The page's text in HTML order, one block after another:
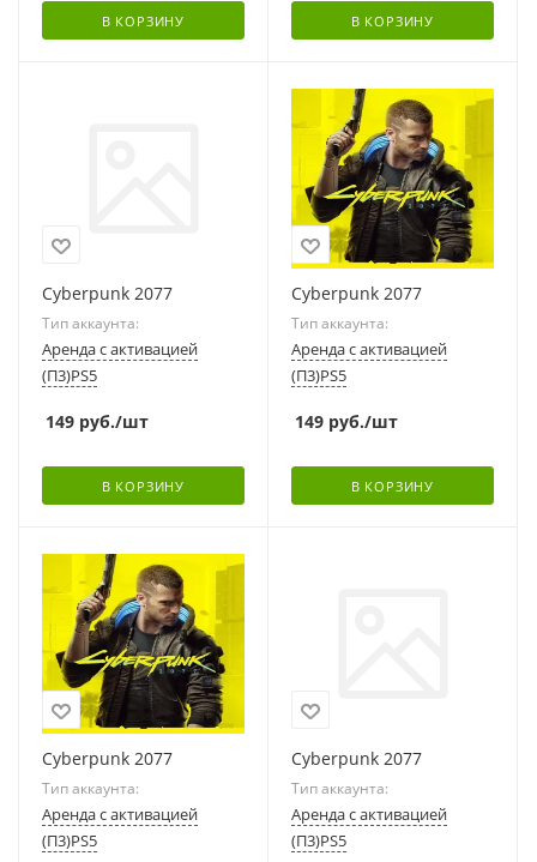
В КОРЗИНУ В КОРЗИНУ
Cyberpunk 2077
Тип аккаунта:
Аренда с активацией
(П3)PS5
149 руб./шт
В КОРЗИНУ
Cyberpunk 2077
Тип аккаунта:
Аренда с активацией
(П3)PS5
149 руб./шт
В КОРЗИНУ
Cyberpunk 2077
Тип аккаунта:
Аренда с активацией
(П3)PS5
Cyberpunk 2077
Тип аккаунта:
Аренда с активацией
(П3)PS5